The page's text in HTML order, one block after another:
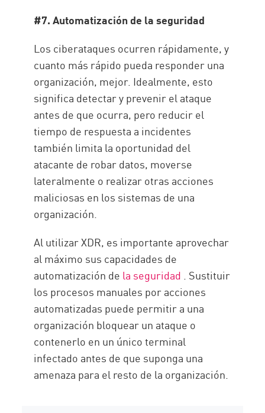
#7. Automatización de la seguridad
Los ciberataques ocurren rápidamente, y
cuanto más rápido pueda responder una
organización, mejor. Idealmente, esto
significa detectar y prevenir el ataque
antes de que ocurra, pero reducir el
tiempo de respuesta a incidentes
también limita la oportunidad del
atacante de robar datos, moverse
lateralmente o realizar otras acciones
maliciosas en los sistemas de una
organización.
Al utilizar XDR, es importante aprovechar
al máximo sus capacidades de
automatización de la seguridad . Sustituir
los procesos manuales por acciones
automatizadas puede permitir a una
organización bloquear un ataque o
contenerlo en un único terminal
infectado antes de que suponga una
amenaza para el resto de la organización.